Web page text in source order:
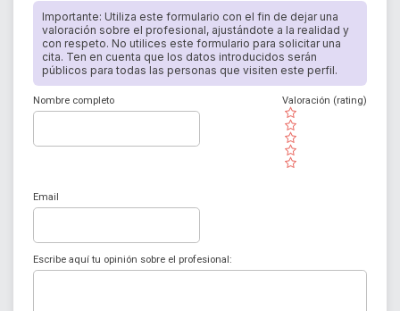
Importante: Utiliza este formulario con el fin de dejar una
valoración sobre el profesional, ajustándote a la realidad y
con respeto. No utilices este formulario para solicitar una
cita. Ten en cuenta que los datos introducidos serán
públicos para todas las personas que visiten este perfil.
Nombre completo
( )
( )
( )
( )
( )
Valoración (rating)
Email
Escribe aquí tu opinión sobre el profesional: